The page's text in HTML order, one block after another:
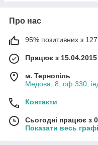
Про нас
95% позитивних з 127
Працює з 15.04.2015
м. Тернопіль
Медова, 8, оф.330,
Контакти
Сьогодні працює з
Показати весь